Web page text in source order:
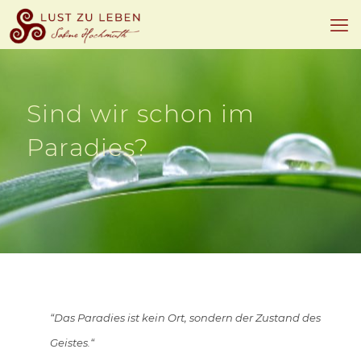
Sind wir schon im
Paradies?
“Das Paradies ist kein Ort, sondern der Zustand des
Geistes.“